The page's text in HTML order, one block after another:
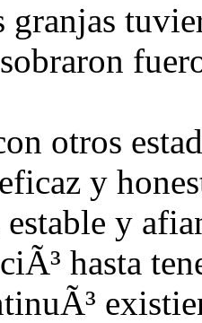
otros
y
y
hasta